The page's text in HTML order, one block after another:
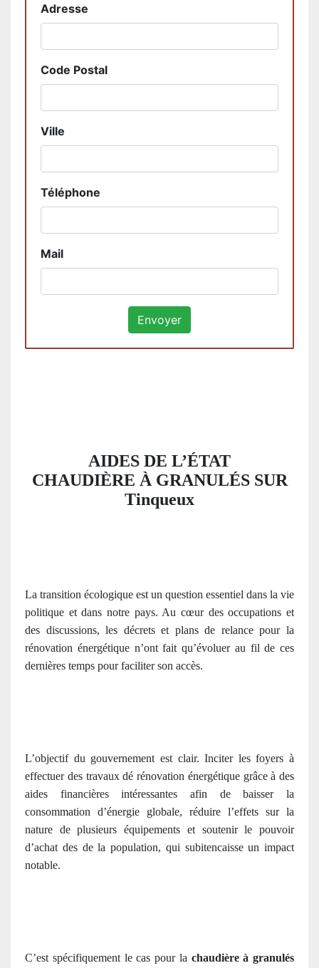
Adresse
Code Postal
Ville
Téléphone
Mail
AIDES DE L’ÉTAT
CHAUDIÈRE À GRANULÉS SUR
Tinqueux
La transition écologique est un question essentiel dans la vie
politique et dans notre pays. Au cœur des occupations et
des discussions, les décrets et plans de relance pour la
rénovation énergétique n’ont fait qu’évoluer au fil de ces
dernières temps pour faciliter son accès.
L’objectif du gouvernement est clair. Inciter les foyers à
effectuer des travaux dé rénovation énergétique grâce à des
aides financières intéressantes afin de baisser la
consommation d’énergie globale, réduire l’effets sur la
nature de plusieurs équipements et soutenir le pouvoir
d’achat des de la population, qui subitencaisse un impact
notable.
C’est spécifiquement le cas pour la chaudière à granulés